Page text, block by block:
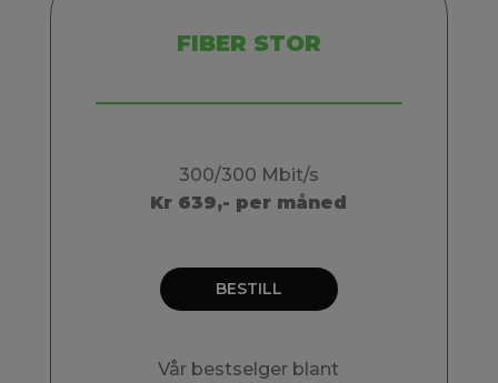
FIBER STOR
300/300 Mbit/s
Kr 639,- per måned
BESTILL
Vår bestselger blant